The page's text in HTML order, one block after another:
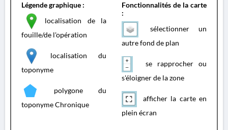
Légende graphique :
localisation de la
fouille/de l'opération
localisation du
toponyme
polygone du
toponyme Chronique
Fonctionnalités de la carte
:
sélectionner un
autre fond de plan
se rapprocher ou
s'éloigner de la zone
afficher la carte en
plein écran